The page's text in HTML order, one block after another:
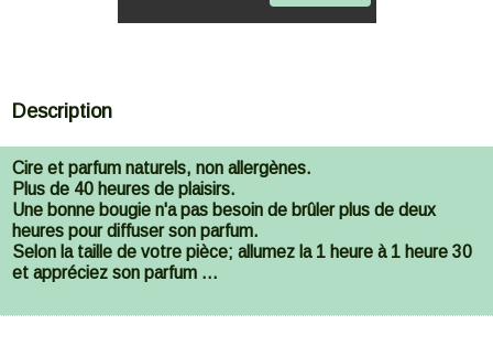
Description
Cire et parfum naturels, non allergènes.
Plus de 40 heures de plaisirs.
Une bonne bougie n'a pas besoin de brûler plus de deux
heures pour diffuser son parfum.
Selon la taille de votre pièce; allumez la 1 heure à 1 heure 30
et appréciez son parfum ...